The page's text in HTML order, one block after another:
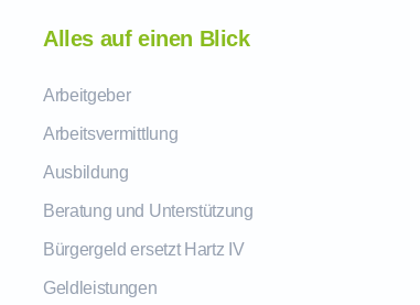
Alles auf einen Blick
Arbeitgeber
Arbeitsvermittlung
Ausbildung
Beratung und Unterstützung
Bürgergeld ersetzt Hartz IV
Geldleistungen